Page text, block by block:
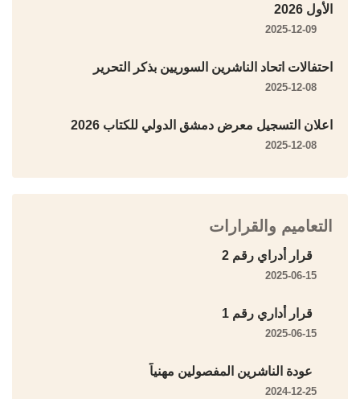
الأول 2026
2025-12-09
احتفالات اتحاد الناشرين السوريين بذكر التحرير
2025-12-08
اعلان التسجيل معرض دمشق الدولي للكتاب 2026
2025-12-08
التعاميم والقرارات
قرار أدراي رقم 2
2025-06-15
قرار أداري رقم 1
2025-06-15
عودة الناشرين المفصولين مهنياً
2024-12-25